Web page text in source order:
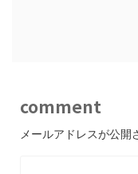
comment
メールアドレスが公開